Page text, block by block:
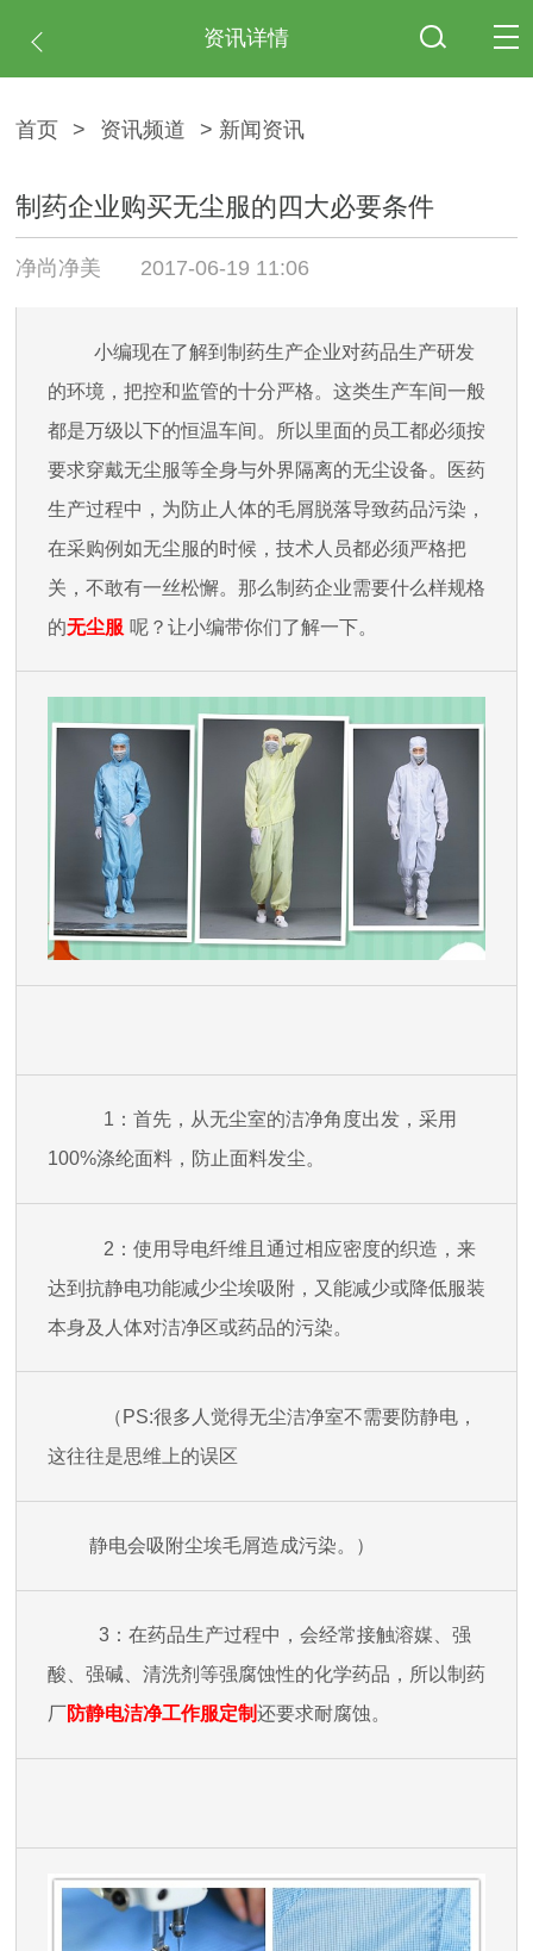
资讯详情
首页 > 资讯频道 > 新闻资讯
制药企业购买无尘服的四大必要条件
净尚净美 2017-06-19 11:06
小编现在了解到制药生产企业对药品生产研发
的环境，把控和监管的十分严格。这类生产车间一般
都是万级以下的恒温车间。所以里面的员工都必须按
要求穿戴无尘服等全身与外界隔离的无尘设备。
医药
生产过程中，为防止人体的毛屑脱落导致药品污染，
在采购例如无尘服的时候，技术人员都必须严格把
关，不敢有一丝松懈。那么制药企业需要什么样规格
的无尘服 呢？让小编带你们了解一下。
1：首先，从无尘室的洁净角度出发，采用
100%涤纶面料，防止面料发尘。
2：使用导电纤维且通过相应密度的织造，来
达到抗静电功能减少尘埃吸附，又能减少或降低服装
本身及人体对洁净区或药品的污染。
（PS:很多人觉得无尘洁净室不需要防静电，
这往往是思维上的误区
静电会吸附尘埃毛屑造成污染。）
3：在药品生产过程中，会经常接触溶媒、强
酸、强碱、清洗剂等强腐蚀性的化学药品，所以制药
厂防静电洁净工作服定制还要求耐腐蚀。